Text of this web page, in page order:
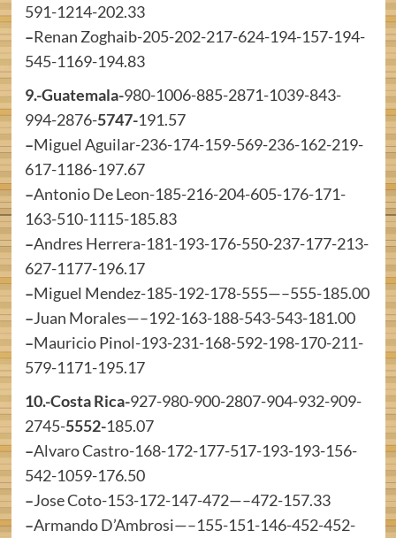
591-1214-202.33
–Renan Zoghaib-205-202-217-624-194-157-194-
545-1169-194.83
9.-Guatemala-980-1006-885-2871-1039-843-
994-2876-5747-191.57
–Miguel Aguilar-236-174-159-569-236-162-219-
617-1186-197.67
–Antonio De Leon-185-216-204-605-176-171-
163-510-1115-185.83
–Andres Herrera-181-193-176-550-237-177-213-
627-1177-196.17
–Miguel Mendez-185-192-178-555—–555-185.00
–Juan Morales—–192-163-188-543-543-181.00
–Mauricio Pinol-193-231-168-592-198-170-211-
579-1171-195.17
10.-Costa Rica-927-980-900-2807-904-932-909-
2745-5552-185.07
–Alvaro Castro-168-172-177-517-193-193-156-
542-1059-176.50
–Jose Coto-153-172-147-472—–472-157.33
–Armando D’Ambrosi—–155-151-146-452-452-